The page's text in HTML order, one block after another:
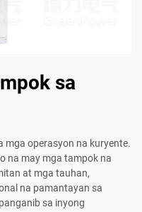
sa
mga operasyon na kuryente.
na may mga tampok na
at mga tauhan,
na pamantayan sa
sa inyong